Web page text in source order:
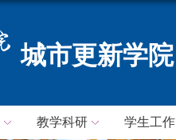
城市更新学院
教学科研 学生工作